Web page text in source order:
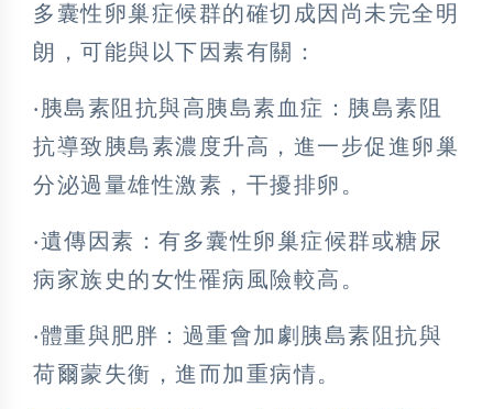
多囊性卵巢症候群的確切成因尚未完全明
朗，可能與以下因素有關：
‧胰島素阻抗與高胰島素血症：胰島素阻
抗導致胰島素濃度升高，進一步促進卵巢
分泌過量雄性激素，干擾排卵。
‧遺傳因素：有多囊性卵巢症候群或糖尿
病家族史的女性罹病風險較高。
‧體重與肥胖：過重會加劇胰島素阻抗與
荷爾蒙失衡，進而加重病情。